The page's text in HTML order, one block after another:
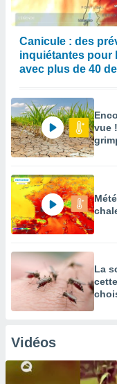
Canicule : des
inquiétantes pour
avec plus de 40
vue
La
Vidéos